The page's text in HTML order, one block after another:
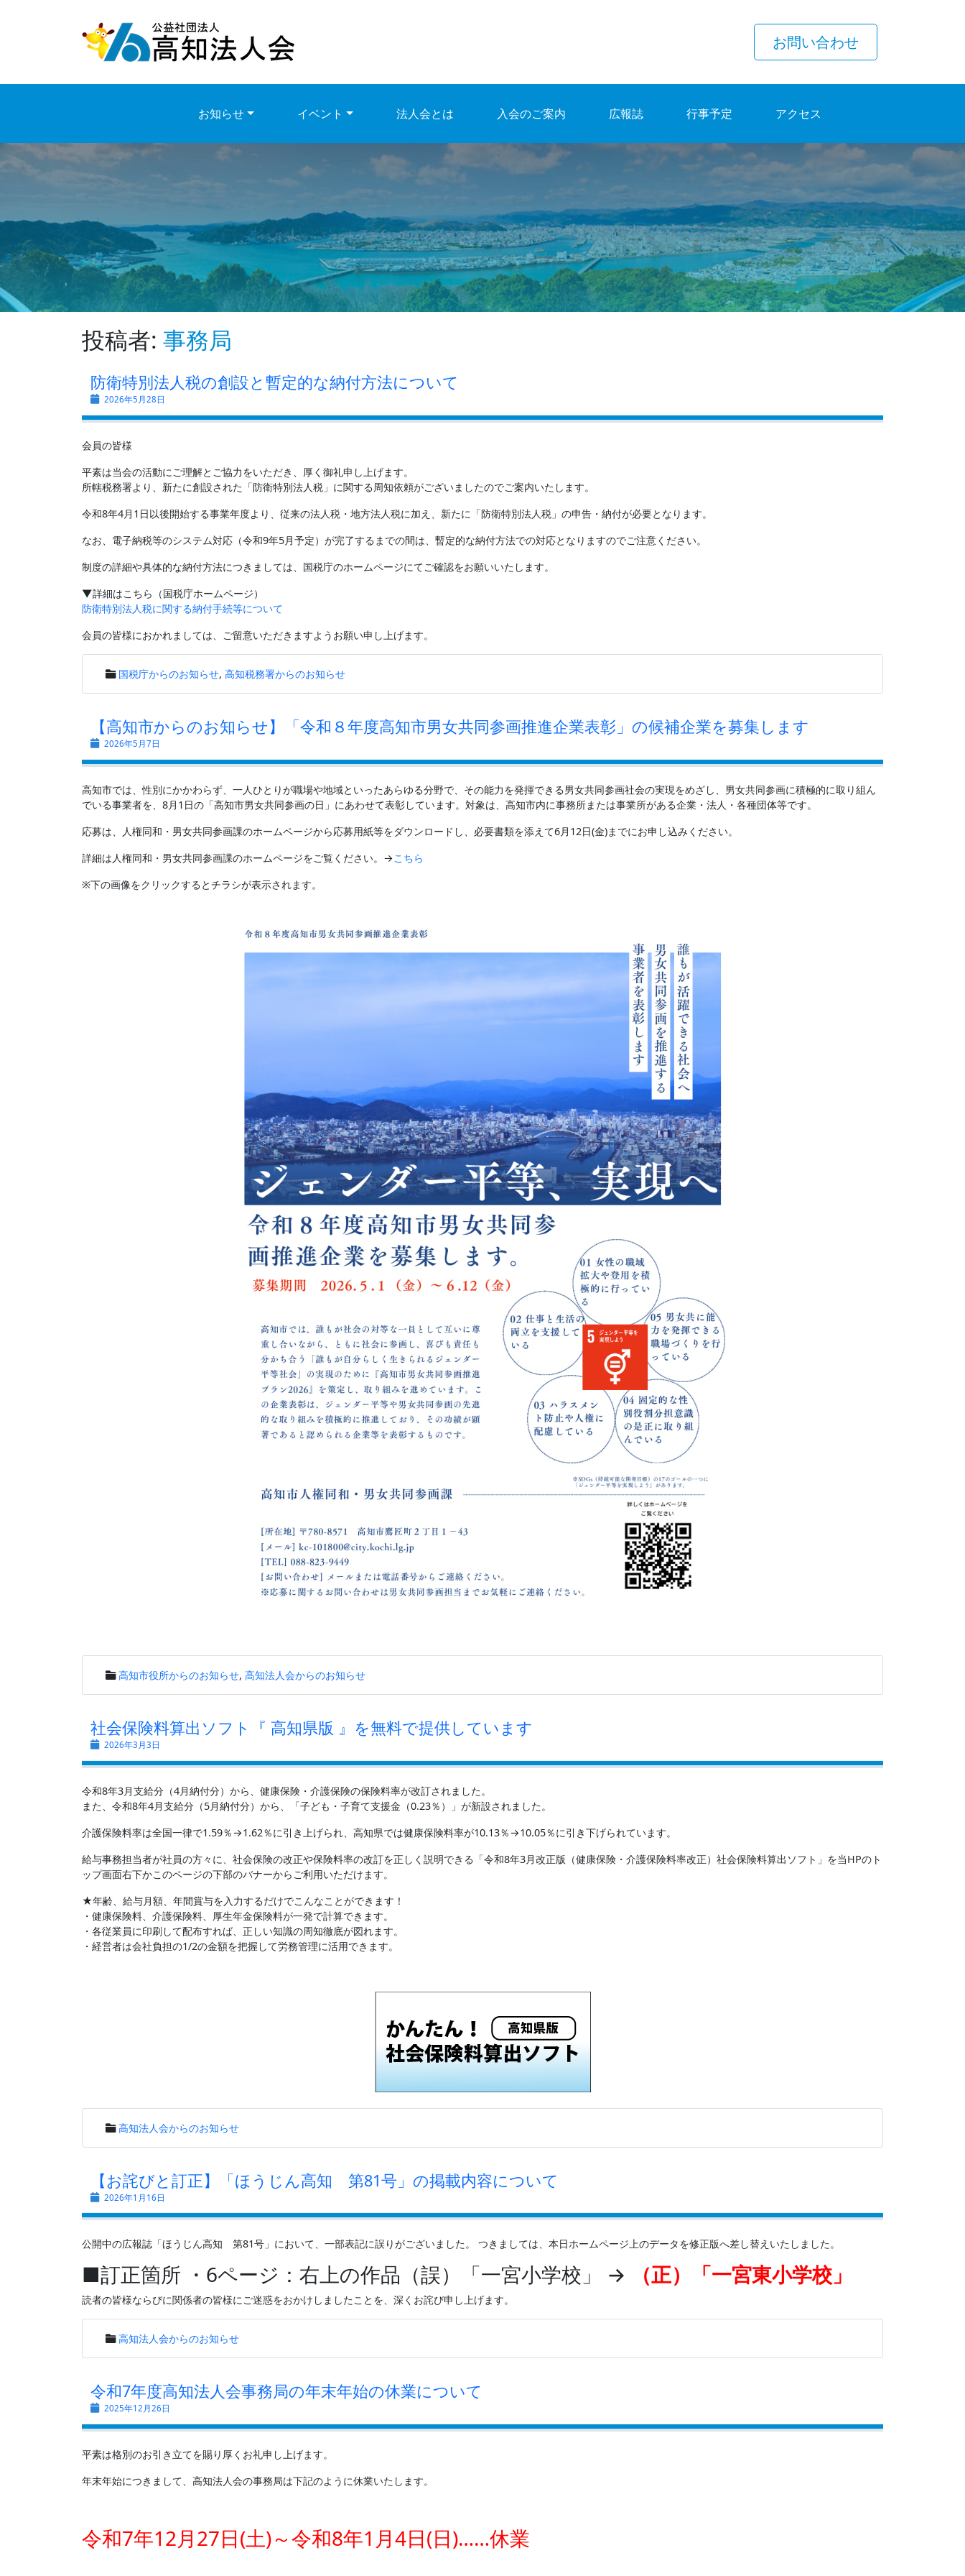
お問い合わせ
お知らせ イベント 法人会とは 入会のご案内 広報誌 行事予定 アクセス
投稿者: 事務局
防衛特別法人税の創設と暫定的な納付方法について
2026年5月28日
会員の皆様
平素は当会の活動にご理解とご協力をいただき、厚く御礼申し上げます。
所轄税務署より、新たに創設された「防衛特別法人税」に関する周知依頼がございましたのでご案内いたします。
令和8年4月1日以後開始する事業年度より、従来の法人税・地方法人税に加え、新たに「防衛特別法人税」の申告・納付が必要となります。
なお、電子納税等のシステム対応（令和9年5月予定）が完了するまでの間は、暫定的な納付方法での対応となりますのでご注意ください。
制度の詳細や具体的な納付方法につきましては、国税庁のホームページにてご確認をお願いいたします。
▼詳細はこちら（国税庁ホームページ）
防衛特別法人税に関する納付手続等について
会員の皆様におかれましては、ご留意いただきますようお願い申し上げます。
国税庁からのお知らせ, 高知税務署からのお知らせ
【高知市からのお知らせ】「令和８年度高知市男女共同参画推進企業表彰」の候補企業を募集します
2026年5月7日
高知市では、性別にかかわらず、一人ひとりが職場や地域といったあらゆる分野で、その能力を発揮できる男女共同参画社会の実現をめざし、男女共同参画に積極的に取り組ん
でいる事業者を、8月1日の「高知市男女共同参画の日」にあわせて表彰しています。対象は、高知市内に事務所または事業所がある企業・法人・各種団体等です。
応募は、人権同和・男女共同参画課のホームページから応募用紙等をダウンロードし、必要書類を添えて6月12日(金)までにお申し込みください。
詳細は人権同和・男女共同参画課のホームページをご覧ください。→こちら
※下の画像をクリックするとチラシが表示されます。
高知市役所からのお知らせ, 高知法人会からのお知らせ
社会保険料算出ソフト『 高知県版 』を無料で提供しています
2026年3月3日
令和8年3月支給分（4月納付分）から、健康保険・介護保険の保険料率が改訂されました。
また、令和8年4月支給分（5月納付分）から、「子ども・子育て支援金（0.23％）」が新設されました。
介護保険料率は全国一律で1.59％→1.62％に引き上げられ、高知県では健康保険料率が10.13％→10.05％に引き下げられています。
給与事務担当者が社員の方々に、社会保険の改正や保険料率の改訂を正しく説明できる「令和8年3月改正版（健康保険・介護保険料率改正）社会保険料算出ソフト」を当HPのト
ップ画面右下かこのページの下部のバナーからご利用いただけます。
★年齢、給与月額、年間賞与を入力するだけでこんなことができます！
・健康保険料、介護保険料、厚生年金保険料が一発で計算できます。
・各従業員に印刷して配布すれば、正しい知識の周知徹底が図れます。
・経営者は会社負担の1/2の金額を把握して労務管理に活用できます。
高知法人会からのお知らせ
【お詫びと訂正】「ほうじん高知 第81号」の掲載内容について
2026年1月16日
公開中の広報誌「ほうじん高知 第81号」において、一部表記に誤りがございました。 つきましては、本日ホームページ上のデータを修正版へ差し替えいたしました。
■訂正箇所 ・6ページ：右上の作品（誤）「一宮小学校」 → （正）「一宮東小学校」
読者の皆様ならびに関係者の皆様にご迷惑をおかけしましたことを、深くお詫び申し上げます。
高知法人会からのお知らせ
令和7年度高知法人会事務局の年末年始の休業について
2025年12月26日
平素は格別のお引き立てを賜り厚くお礼申し上げます。
年末年始につきまして、高知法人会の事務局は下記のように休業いたします。
令和7年12月27日(土)～令和8年1月4日(日)……休業